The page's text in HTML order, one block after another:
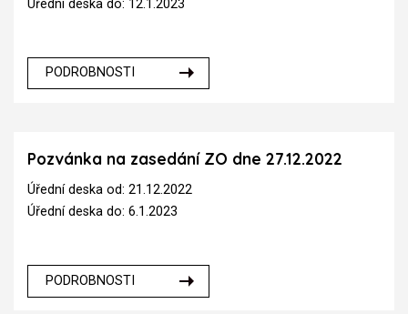
Úřední deska do: 12.1.2023
PODROBNOSTI
Pozvánka na zasedání ZO dne 27.12.2022
Úřední deska od: 21.12.2022
Úřední deska do: 6.1.2023
PODROBNOSTI